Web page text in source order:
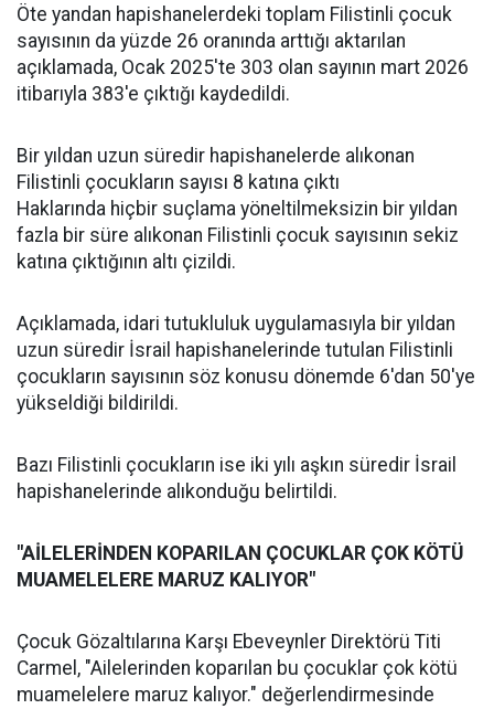
Öte yandan hapishanelerdeki toplam Filistinli çocuk
sayısının da yüzde 26 oranında arttığı aktarılan
açıklamada, Ocak 2025'te 303 olan sayının mart 2026
itibarıyla 383'e çıktığı kaydedildi.
Bir yıldan uzun süredir hapishanelerde alıkonan
Filistinli çocukların sayısı 8 katına çıktı
Haklarında hiçbir suçlama yöneltilmeksizin bir yıldan
fazla bir süre alıkonan Filistinli çocuk sayısının sekiz
katına çıktığının altı çizildi.
Açıklamada, idari tutukluluk uygulamasıyla bir yıldan
uzun süredir İsrail hapishanelerinde tutulan Filistinli
çocukların sayısının söz konusu dönemde 6'dan 50'ye
yükseldiği bildirildi.
Bazı Filistinli çocukların ise iki yılı aşkın süredir İsrail
hapishanelerinde alıkonduğu belirtildi.
"AİLELERİNDEN KOPARILAN ÇOCUKLAR ÇOK KÖTÜ
MUAMELELERE MARUZ KALIYOR"
Çocuk Gözaltılarına Karşı Ebeveynler Direktörü Titi
Carmel, "Ailelerinden koparılan bu çocuklar çok kötü
muamelelere maruz kalıyor." değerlendirmesinde